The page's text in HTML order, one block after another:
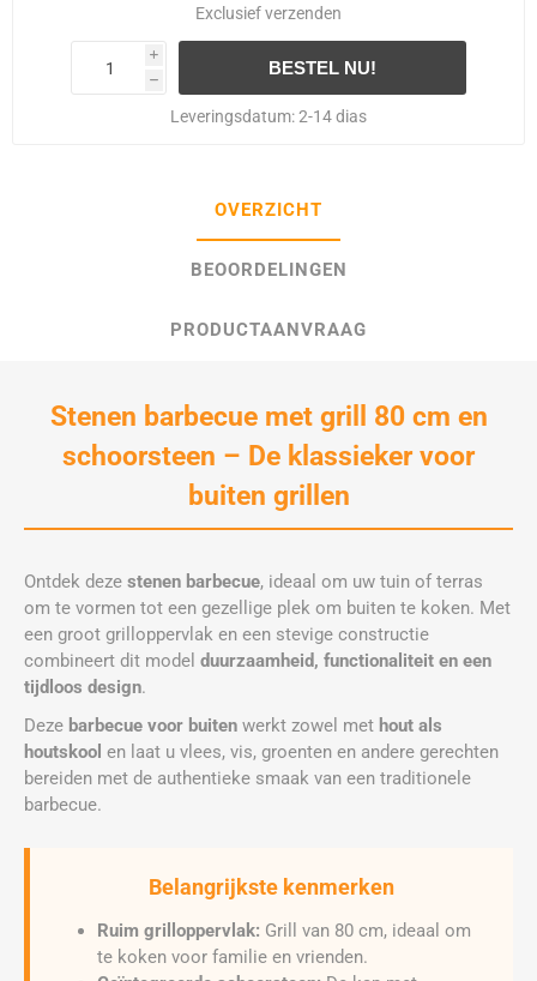
Exclusiefverzenden
i
h
Leveringsdatum:2-14 dias
OVERZICHT
BEOORDELINGEN
PRODUCTAANVRAAG
Stenen barbecue met grill 80 cm en
schoorsteen – De klassieker voor
buiten grillen
Ontdek deze stenen barbecue, ideaal om uw tuin of terras
om te vormen tot een gezellige plek om buiten te koken. Met
een groot grilloppervlak en een stevige constructie
combineert dit model duurzaamheid, functionaliteit en een
tijdloos design.
Deze barbecue voor buiten werkt zowel met hout als
houtskool en laat u vlees, vis, groenten en andere gerechten
bereiden met de authentieke smaak van een traditionele
barbecue.
Belangrijkste kenmerken
Ruim grilloppervlak: Grill van 80 cm, ideaal om
te koken voor familie en vrienden.